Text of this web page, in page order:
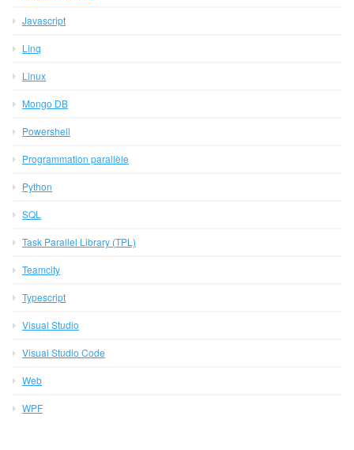
Javascript
Linq
Linux
Mongo DB
Powershell
Programmation parallèle
Python
SQL
Task Parallel Library (TPL)
Teamcity
Typescript
Visual Studio
Visual Studio Code
Web
WPF